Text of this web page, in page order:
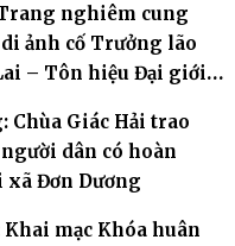
nghiêm cung
ảnh cố Trưởng lão
– Tôn hiệu Đại giới
Chùa Giác Hải trao
dân có hoàn
xã Đơn Dương
mạc Khóa huân